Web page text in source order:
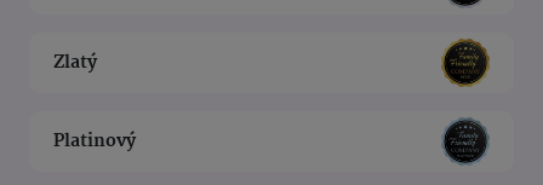
Zlatý
Platinový